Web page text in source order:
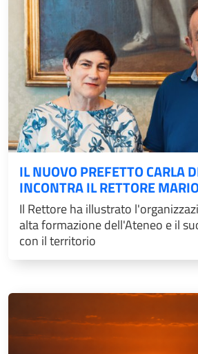
IL NUOVO PREFETTO CARLA
INCONTRA IL RETTORE
Il Rettore ha illustrato
alta formazione dell'Ateneo e il
con il territorio